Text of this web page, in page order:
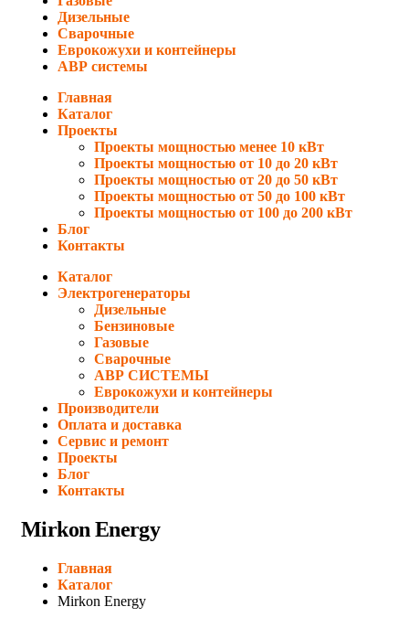
Дизельные
Сварочные
Еврокожухи и контейнеры
АВР системы
Главная
Каталог
Проекты
Проекты мощностью менее 10 кВт
Проекты мощностью от 10 до 20 кВт
Проекты мощностью от 20 до 50 кВт
Проекты мощностью от 50 до 100 кВт
Проекты мощностью от 100 до 200 кВт
Блог
Контакты
Каталог
Электрогенераторы
Дизельные
Бензиновые
Газовые
Сварочные
АВР СИСТЕМЫ
Еврокожухи и контейнеры
Производители
Оплата и доставка
Сервис и ремонт
Проекты
Блог
Контакты
Mirkon Energy
Главная
Каталог
Mirkon Energy